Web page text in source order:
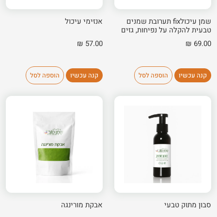
שמן עיכולfix תערובת שמנים
טבעית להקלה על נפיחות, גזים
ועצירות ₪ 69.00
קנה עכשיו הוספה לסל
אנזימי עיכול
₪ 57.00
קנה עכשיו הוספה לסל
סבון מתוק טבעי אבקת מורינגה